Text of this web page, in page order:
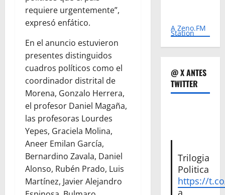
requiere urgentemente”,
expresó enfático.
En el anuncio estuvieron
presentes distinguidos
cuadros políticos como el
coordinador distrital de
Morena, Gonzalo Herrera,
el profesor Daniel Magaña,
las profesoras Lourdes
Yepes, Graciela Molina,
Aneer Emilan García,
Bernardino Zavala, Daniel
Alonso, Rubén Prado, Luis
Martínez, Javier Alejandro
A Zeno.FM
Station
@ X ANTES
TWITTER
Trilogia
Politica
https://